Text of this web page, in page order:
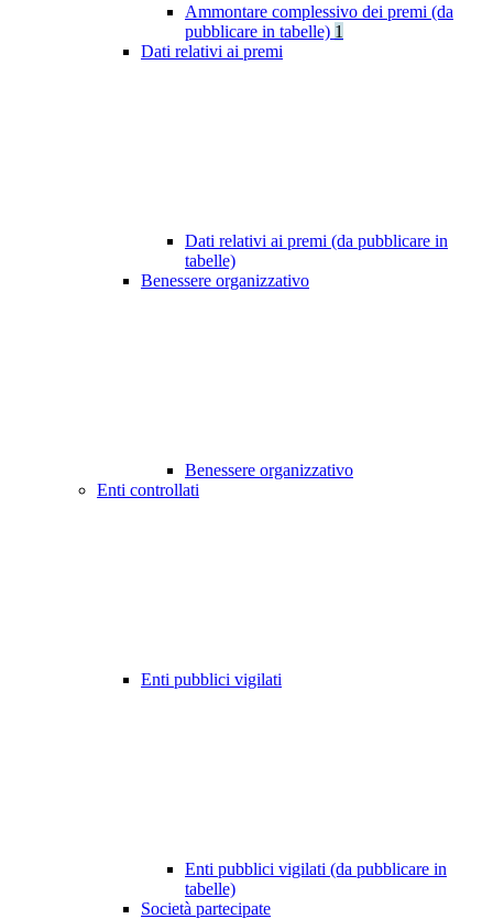
Ammontare complessivo dei premi (da
pubblicare in tabelle) 1
Dati relativi ai premi
Dati relativi ai premi (da pubblicare in
tabelle)
Benessere organizzativo
Benessere organizzativo
Enti controllati
Enti pubblici vigilati
Enti pubblici vigilati (da pubblicare in
tabelle)
Società partecipate